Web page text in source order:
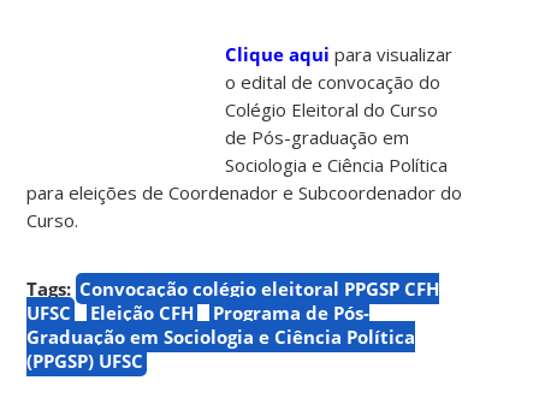
Clique aqui para visualizar
o edital de convocação do
Colégio Eleitoral do Curso
de Pós-graduação em
Sociologia e Ciência Política
para eleições de Coordenador e Subcoordenador do
Curso.
Tags: Convocação colégio eleitoral PPGSP CFH
UFSC
Eleição CFH
Programa de Pós-
Graduação em Sociologia e Ciência Política
(PPGSP) UFSC